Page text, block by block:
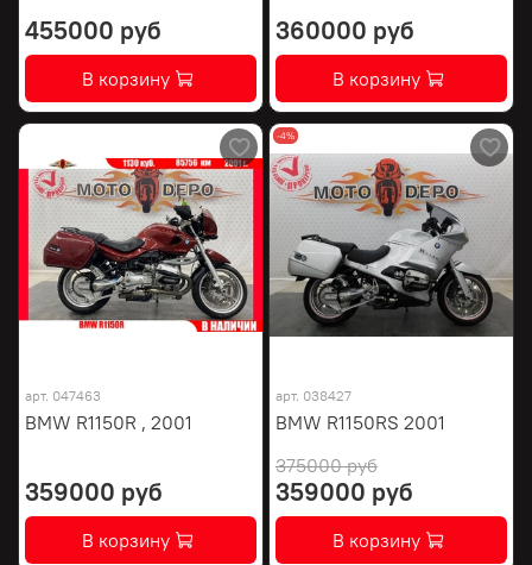
455000 руб
В корзину
360000 руб
В корзину
арт. 047463
BMW R1150R , 2001
359000 руб
В корзину
-4%
арт. 038427
BMW R1150RS 2001
375000 руб
359000 руб
В корзину